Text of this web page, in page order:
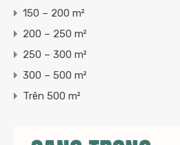
150 – 200 m²
200 – 250 m²
250 – 300 m²
300 – 500 m²
Trên 500 m²